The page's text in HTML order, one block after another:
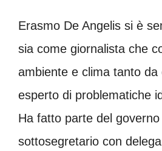
Erasmo De Angelis si è
sia come giornalista che
ambiente e clima tanto da
esperto di problematiche
Ha fatto parte del
sottosegretario con